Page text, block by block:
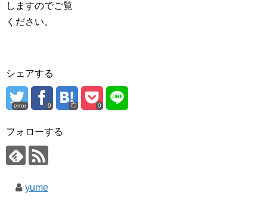
しますのでご覧
ください。
シェアする
error 0 0
フォローする
yume